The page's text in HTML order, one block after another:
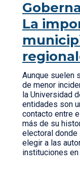
La
Aunque suelen
de menor
la Universidad
entidades son
contacto entre
más de su
electoral donde
elegir a las
instituciones